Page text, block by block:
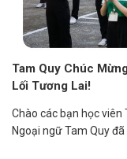
Tam Quy Chúc
Lối Tương Lai!
Chào các bạn học viên
Ngoại ngữ Tam Quy đã